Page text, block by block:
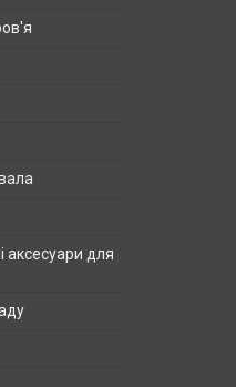
аксесуари для